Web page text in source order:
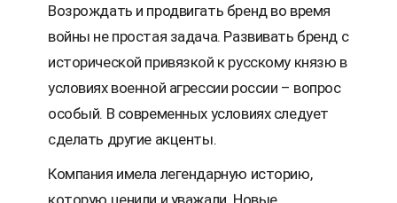
Возрождать и продвигать бренд во время
войны не простая задача. Развивать бренд с
исторической привязкой к русскому князю в
условиях военной агрессии россии – вопрос
особый. В современных условиях следует
сделать другие акценты.
Компания имела легендарную историю,
которую ценили и уважали. Новые